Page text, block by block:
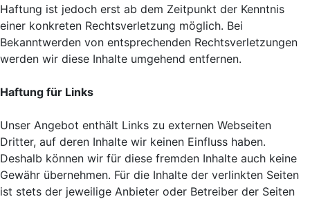
Haftung ist jedoch erst ab dem Zeitpunkt der Kenntnis
einer konkreten Rechtsverletzung möglich. Bei
Bekanntwerden von entsprechenden Rechtsverletzungen
werden wir diese Inhalte umgehend entfernen.
Haftung für Links
Unser Angebot enthält Links zu externen Webseiten
Dritter, auf deren Inhalte wir keinen Einfluss haben.
Deshalb können wir für diese fremden Inhalte auch keine
Gewähr übernehmen. Für die Inhalte der verlinkten Seiten
ist stets der jeweilige Anbieter oder Betreiber der Seiten